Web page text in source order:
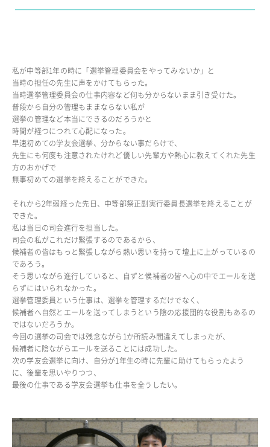
キリスト教教育
スクールライフ
スクールカレンダー
1日の流れ
クラブ・同好会紹介
施設設備紹介
制服紹介
進学・進路
学友会
生徒の作品
ADMISSION
入試・入学案内
入試要項
志願者速報
合格者発表
学校説明会
入試結果
入学金・学費等一覧
入試問題
学校案内
よくあるご質問
私が中等部1年の時に「選挙管理委員会をやってみないか」と
当時の担任の先生に声をかけてもらった。
当時選挙管理委員会の仕事内容など何も分からないまま引き受けた。
普段から自分の管理もままならない私が
選挙の管理など本当にできるのだろうかと
時間が経つにつれて心配になった。
早速初めての学友会選挙、分からない事だらけで、
先生にも何度も注意されたけれど優しい先輩方や熱心に教えてくれた先生
方のおかげで
無事初めての選挙を終えることができた。
それから2年弱経った先日、中等部祭正副実行委員長選挙を終えることが
できた。
私は当日の司会進行を担当した。
司会の私がこれだけ緊張するのであるから、
候補者の皆はもっと緊張しながら熱い思いを持って壇上に上がっているの
であろう。
そう思いながら進行していると、自ずと候補者の皆へ心の中でエールを送
らずにはいられなかった。
選挙管理委員という仕事は、選挙を管理するだけでなく、
候補者へ自然とエールを送ってしまうという陰の応援団的な役割もあるの
ではないだろうか。
今回の選挙の司会では残念ながら1か所読み間違えてしまったが、
候補者に陰ながらエールを送ることには成功した。
次の学友会選挙に向け、自分が1年生の時に先輩に助けてもらったよう
に、後輩を思いやりつつ、
最後の仕事である学友会選挙も仕事を全うしたい。